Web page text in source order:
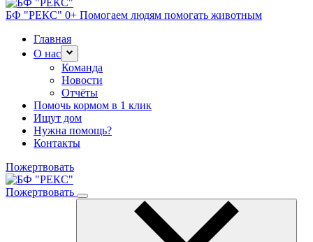
БФ "РЕКС" 0+ Помогаем людям помогать животным
Главная
О нас
Команда
Новости
Отчёты
Помочь кормом в 1 клик
Ищут дом
Нужна помощь?
Контакты
Пожертвовать
Пожертвовать